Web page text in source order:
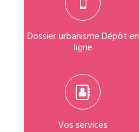
Dossier urbanisme Dépôt en
ligne
Vos services